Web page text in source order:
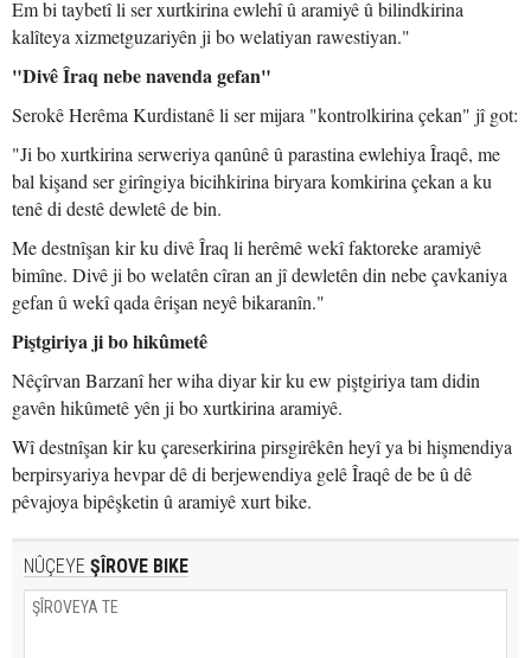
Em bi taybetî li ser xurtkirina ewlehî û aramiyê û bilindkirina
kalîteya xizmetguzariyên ji bo welatiyan rawestiyan."
"Divê Îraq nebe navenda gefan"
Serokê Herêma Kurdistanê li ser mijara "kontrolkirina çekan" jî got:
"Ji bo xurtkirina serweriya qanûnê û parastina ewlehiya Îraqê, me
bal kişand ser girîngiya bicihkirina biryara komkirina çekan a ku
tenê di destê dewletê de bin.
Me destnîşan kir ku divê Îraq li herêmê wekî faktoreke aramiyê
bimîne. Divê ji bo welatên cîran an jî dewletên din nebe çavkaniya
gefan û wekî qada êrişan neyê bikaranîn."
Piştgiriya ji bo hikûmetê
Nêçîrvan Barzanî her wiha diyar kir ku ew piştgiriya tam didin
gavên hikûmetê yên ji bo xurtkirina aramiyê.
Wî destnîşan kir ku çareserkirina pirsgirêkên heyî ya bi hişmendiya
berpirsyariya hevpar dê di berjewendiya gelê Îraqê de be û dê
pêvajoya bipêşketin û aramiyê xurt bike.
NÛÇEYE ŞÎROVE BIKE